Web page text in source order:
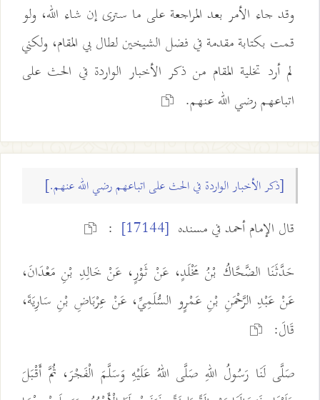
وقد جاء الأمر بعد المراجعة على ما سترى إن شاء الله، ولو
قمت بكتابة مقدمة في فضل الشيخين لطال بي المقام، ولكني
لم أرد تخلية المقام من ذكر الأخبار الواردة في الحث على
اتباعهم رضي الله عنهم.
[ذكر الأخبار الواردة في الحث على اتباعهم رضي الله عنهم.]
قال الإمام أحمد في مسنده [17144]
:
حَدَّثَنَا الضَّحَّاكُ بْنُ مَخْلَدٍ، عَنْ ثَوْرٍ، عَنْ خَالِدِ بْنِ مَعْدَانَ،
عَنْ عَبْدِ الرَّحْمَنِ بْنِ عَمْرٍو السُّلَمِيِّ، عَنْ عِرْبَاضِ بْنِ سَارِيَةَ،
قَالَ:
صَلَّى لَنَا رَسُولُ اللهِ صَلَّى اللهُ عَلَيْهِ وَسَلَّمَ الْفَجْرَ، ثُمَّ أَقْبَلَ